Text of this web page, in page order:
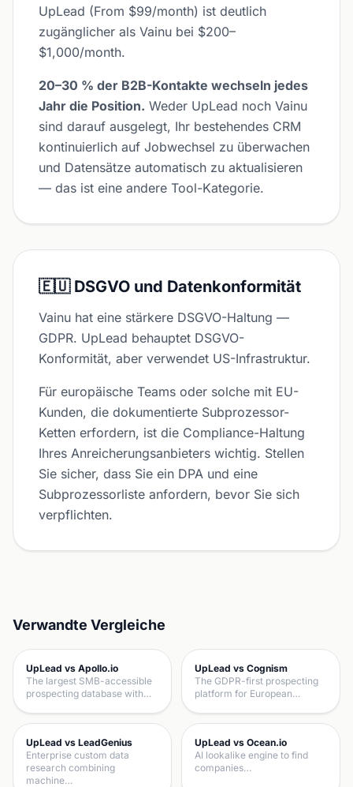
UpLead (From $99/month) ist deutlich
zugänglicher als Vainu bei $200–
$1,000/month.
20–30 % der B2B-Kontakte wechseln jedes
Jahr die Position. Weder UpLead noch Vainu
sind darauf ausgelegt, Ihr bestehendes CRM
kontinuierlich auf Jobwechsel zu überwachen
und Datensätze automatisch zu aktualisieren
— das ist eine andere Tool-Kategorie.
🇪🇺 DSGVO und Datenkonformität
Vainu hat eine stärkere DSGVO-Haltung —
GDPR. UpLead behauptet DSGVO-
Konformität, aber verwendet US-Infrastruktur.
Für europäische Teams oder solche mit EU-
Kunden, die dokumentierte Subprozessor-
Ketten erfordern, ist die Compliance-Haltung
Ihres Anreicherungsanbieters wichtig. Stellen
Sie sicher, dass Sie ein DPA und eine
Subprozessorliste anfordern, bevor Sie sich
verpflichten.
Verwandte Vergleiche
UpLead vs Apollo.io
The largest SMB-accessible
prospecting database with…
UpLead vs Cognism
The GDPR-first prospecting
platform for European…
UpLead vs LeadGenius
Enterprise custom data
research combining
machine…
UpLead vs Ocean.io
AI lookalike engine to find
companies…